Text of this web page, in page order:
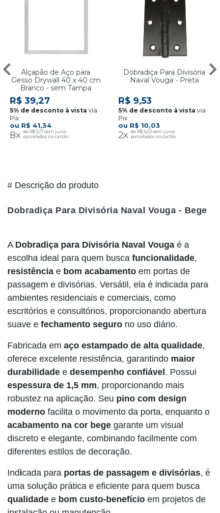
Alçapão de Aço para
Gesso Drywall 40 x 40 cm
Branco - sem Tampa
R$ 41,34
8x R$ 5,17
R$ 39,27
via
Pix
Dobradiça Para Divisória
Naval Vouga - Preta
R$ 10,03
2x R$ 5,02
R$ 9,53
via
Pix
# Descrição do produto
Dobradiça Para Divisória Naval Vouga - Bege
A Dobradiça para Divisória Naval Vouga é a
escolha ideal para quem busca funcionalidade,
resistência e bom acabamento em portas de
passagem e divisórias. Versátil, ela é indicada para
ambientes residenciais e comerciais, como
escritórios e consultórios, proporcionando abertura
suave e fechamento seguro no uso diário.
Fabricada em aço estampado de alta qualidade,
oferece excelente resistência, garantindo maior
durabilidade e desempenho confiável. Possui
espessura de 1,5 mm, proporcionando mais
robustez na aplicação. Seu pino com design
moderno facilita o movimento da porta, enquanto o
acabamento na cor bege garante um visual
discreto e elegante, combinando facilmente com
diferentes estilos de decoração.
Indicada para portas de passagem e divisórias, é
uma solução prática e eficiente para quem busca
qualidade e bom custo-benefício em projetos de